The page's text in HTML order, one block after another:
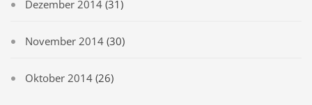
Dezember 2014 (31)
November 2014 (30)
Oktober 2014 (26)